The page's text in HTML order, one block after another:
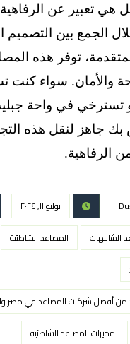
هي تعبير عن
الجمع بين التصميم
توفر هذه
والأمان. سواء كنت
أو تسترخي في واحة
بك جاهز لنقل هذه
الرفاهية.
يوليو ١١, ٢٠٢٤
الشاليهات
المصاعد الشاطئية
من أفضل شركات المصاعد في مصر
مميزات المصاعد الشاطئية